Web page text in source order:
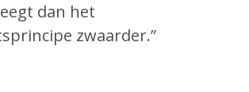
dan het
zwaarder.”